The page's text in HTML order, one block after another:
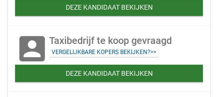
DEZE KANDIDAAT BEKIJKEN
account_box Taxibedrijf te koop gevraagd
VERGELIJKBARE KOPERS BEKIJKEN?>>
DEZE KANDIDAAT BEKIJKEN